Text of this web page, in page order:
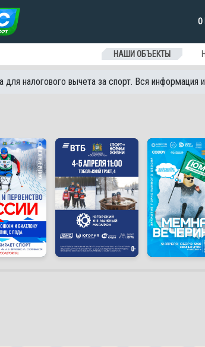
О
НАШИ ОБЪЕКТЫ
для налогового вычета за спорт. Вся информация